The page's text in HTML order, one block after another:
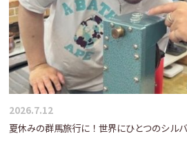
2026.7.12
夏休みの群馬旅行に！世界にひとつのシル